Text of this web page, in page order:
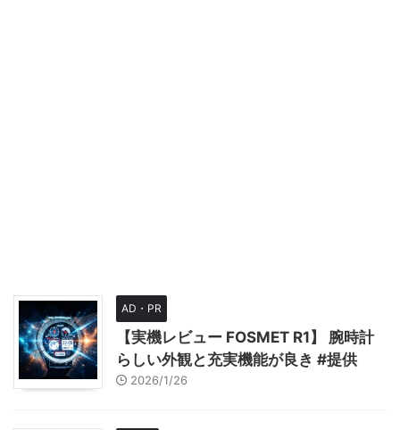
AD・PR
【実機レビュー FOSMET R1】 腕時計
らしい外観と充実機能が良き #提供
2026/1/26